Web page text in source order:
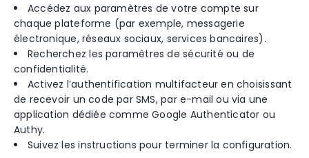
Accédez aux paramètres de votre compte sur
chaque plateforme (par exemple, messagerie
électronique, réseaux sociaux, services bancaires).
Recherchez les paramètres de sécurité ou de
confidentialité.
Activez l’authentification multifacteur en choisissant
de recevoir un code par SMS, par e-mail ou via une
application dédiée comme Google Authenticator ou
Authy.
Suivez les instructions pour terminer la configuration.